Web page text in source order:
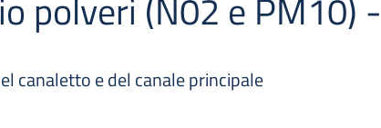
polveri (N02 e PM10) -
canaletto e del canale principale